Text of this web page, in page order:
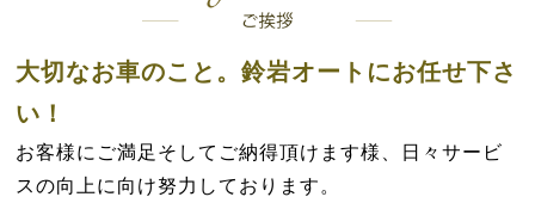
大切なお車のこと。鈴岩オートにお任せ下さ
い！
お客様にご満足そしてご納得頂けます様、日々サービ
スの向上に向け努力しております。